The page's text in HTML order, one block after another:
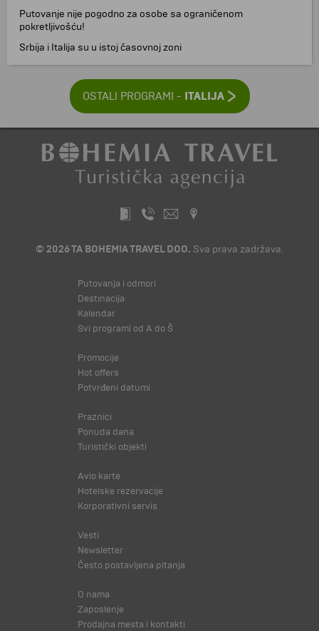
Putovanje nije pogodno za osobe sa ograničenom
pokretljivošću!
Srbija i Italija su u istoj časovnoj zoni
OSTALI PROGRAMI - ITALIJA
© 2026 TA BOHEMIA TRAVEL DOO. Sva prava zadržava.
Putovanja i odmori
Destinacija
Kalendar
Svi programi od A do Š
Promocije
Hot offers
Potvrđeni datumi
Praznici
Ponuda dana
Turistički objekti
Avio karte
Hotelske rezervacije
Korporativni servis
Vesti
Newsletter
Često postavljena pitanja
O nama
Zaposlenje
Prodajna mesta i kontakti